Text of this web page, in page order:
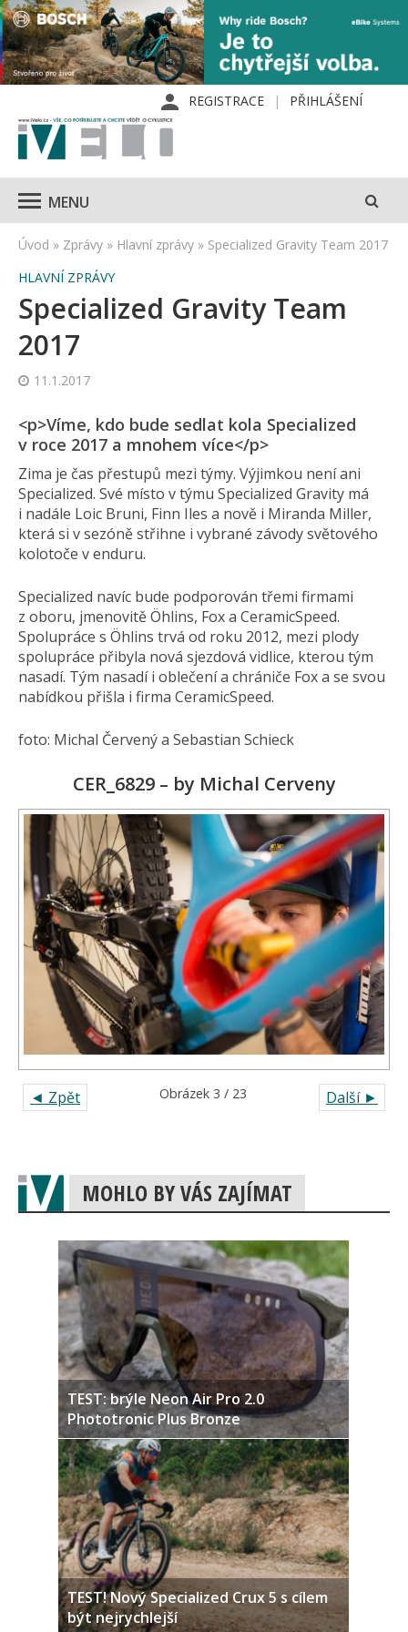
REGISTRACE PŘIHLÁŠENÍ
MENU
Úvod » Zprávy » Hlavní zprávy » Specialized Gravity Team 2017
HLAVNÍ ZPRÁVY
Specialized Gravity Team
2017
11.1.2017
<p>Víme, kdo bude sedlat kola Specialized
v roce 2017 a mnohem více</p>
Zima je čas přestupů mezi týmy. Výjimkou není ani
Specialized. Své místo v týmu Specialized Gravity má
i nadále Loic Bruni, Finn Iles a nově i Miranda Miller,
která si v sezóně střihne i vybrané závody světového
kolotoče v enduru.
Specialized navíc bude podporován třemi firmami
z oboru, jmenovitě Öhlins, Fox a CeramicSpeed.
Spolupráce s Öhlins trvá od roku 2012, mezi plody
spolupráce přibyla nová sjezdová vidlice, kterou tým
nasadí. Tým nasadí i oblečení a chrániče Fox a se svou
nabídkou přišla i firma CeramicSpeed.
foto: Michal Červený a Sebastian Schieck
CER_6829 – by Michal Cerveny
◄ Zpět Další ►
Obrázek 3 / 23
MOHLO BY VÁS ZAJÍMAT
TEST: brýle Neon Air Pro 2.0
Phototronic Plus Bronze
TEST! Nový Specialized Crux 5 s cílem
být nejrychlejší